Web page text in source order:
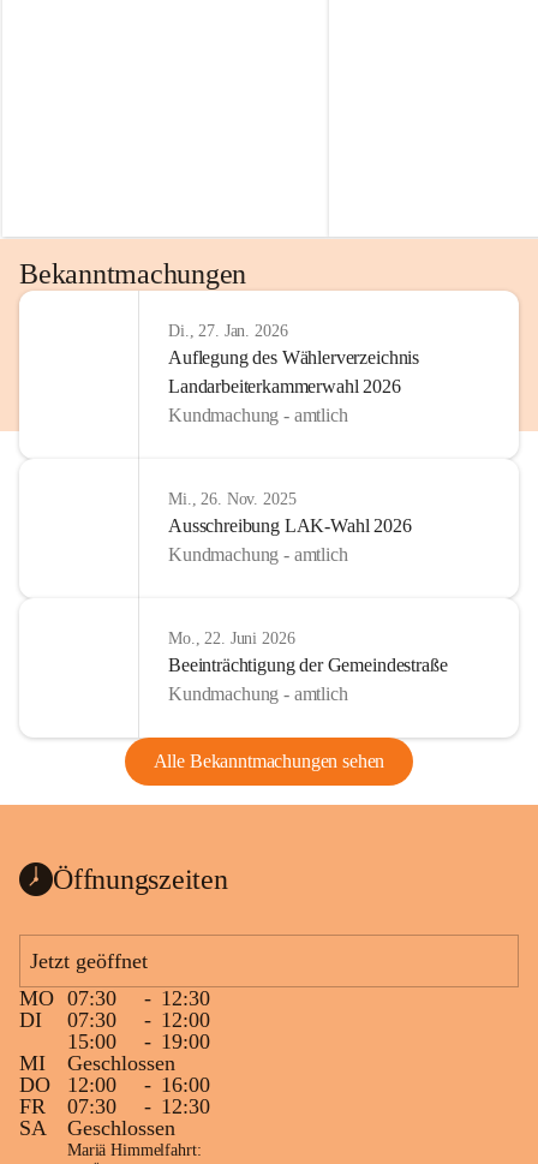
Bekanntmachungen
Di., 27. Jan. 2026
Auflegung des Wählerverzeichnis
Landarbeiterkammerwahl 2026
Kundmachung - amtlich
Mi., 26. Nov. 2025
Ausschreibung LAK-Wahl 2026
Kundmachung - amtlich
Mo., 22. Juni 2026
Beeinträchtigung der Gemeindestraße
Kundmachung - amtlich
Alle Bekanntmachungen sehen
Öffnungszeiten
Jetzt geöffnet
MO 07:30 - 12:30
DI
07:30 - 12:00
15:00
- 19:00
MI
Geschlossen
DO
12:00 - 16:00
FR
07:30 - 12:30
SA
Geschlossen
Mariä Himmelfahrt: